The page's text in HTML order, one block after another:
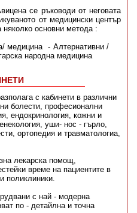
се ръководи от неговата
от медицински център
основни метода :
медицина
Алтернативни /
народна медицина
с кабинети в различни
болeсти, професионални
ендокринология, кожни и
уши- нос - гърло,
ортопедия и травматологиа,
лекарска помощ,
време на пациентите в
поликлиники.
с най - модерна
по - детайлна и точна